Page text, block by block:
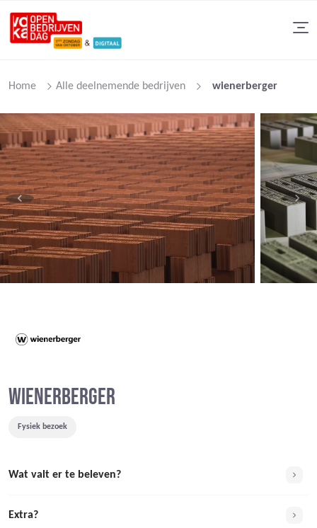
Home Alle deelnemende bedrijven wienerberger
WIENERBERGER
Fysiek bezoek
Wat valt er te beleven?
Extra?